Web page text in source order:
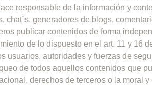
responsable de la información y
chat´s, generadores de blogs,
publicar contenidos de forma
de lo dispuesto en el art. 11 y 16
usuarios, autoridades y fuerzas de
de todos aquellos contenidos que
derechos de terceros o la moral